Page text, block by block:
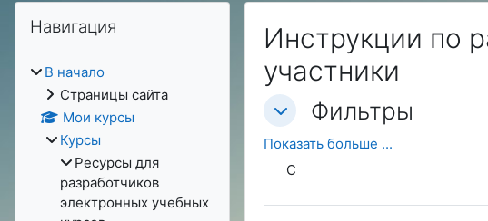
Инструкции по
участники
Фильтры
ФильтрыФильтры
Показать больше ...
С
Блоки
Пропустить Навигация
Навигация
В начало
Страницы сайта
Мои курсы
Курсы
Ресурсы для
разработчиков
электронных учебных